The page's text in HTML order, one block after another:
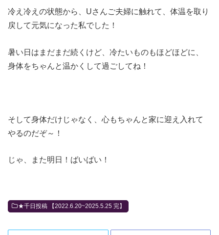
冷え冷えの状態から、Uさんご夫婦に触れて、体温を取り
戻して元気になった私でした！
暑い日はまだまだ続くけど、冷たいものもほどほどに、
身体をちゃんと温かくして過ごしてね！
そして身体だけじゃなく、心もちゃんと家に迎え入れて
やるのだぞ～！
じゃ、また明日！ばいばい！
★千日投稿 【2022.6.20~2025.5.25 完】